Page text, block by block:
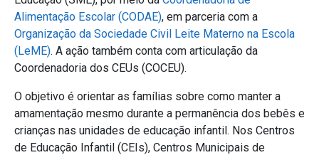
Alimentação Escolar (CODAE), em parceria com a
Organização da Sociedade Civil Leite Materno na Escola
(LeME). A ação também conta com articulação da
Coordenadoria dos CEUs (COCEU).
O objetivo é orientar as famílias sobre como manter a
amamentação mesmo durante a permanência dos bebês e
crianças nas unidades de educação infantil. Nos Centros
de Educação Infantil (CEIs), Centros Municipais de